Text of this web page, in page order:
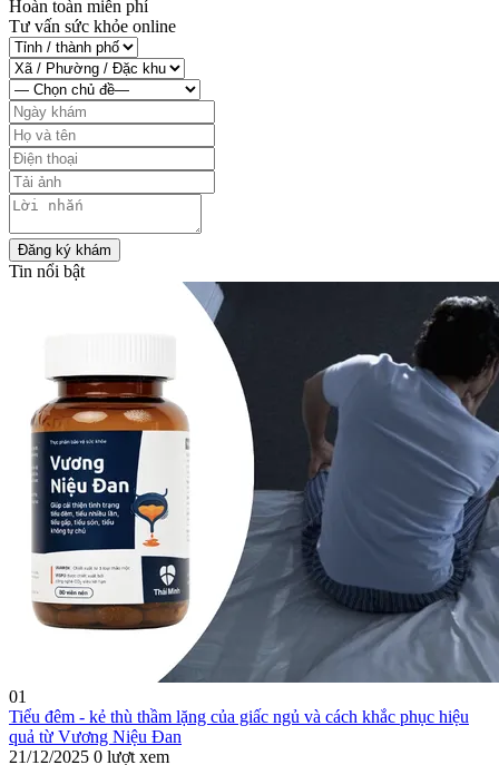
Hoàn toàn miễn phí
Tư vấn sức khỏe online
Đăng ký khám
Tin nổi bật
01
Tiểu đêm - kẻ thù thầm lặng của giấc ngủ và cách khắc phục hiệu
quả từ Vương Niệu Đan
21/12/2025 0 lượt xem